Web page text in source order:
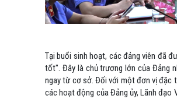
Tại buổi sinh hoạt, các đảng viên đã
tốt". Đây là chủ trương lớn của Đảng
ngay từ cơ sở. Đối với một đơn vị đặc
các hoạt động của Đảng ủy, Lãnh đạo